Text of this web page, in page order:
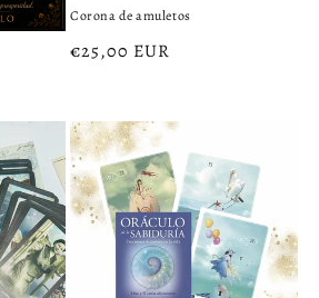
Corona de amuletos
Precio
€25,00 EUR